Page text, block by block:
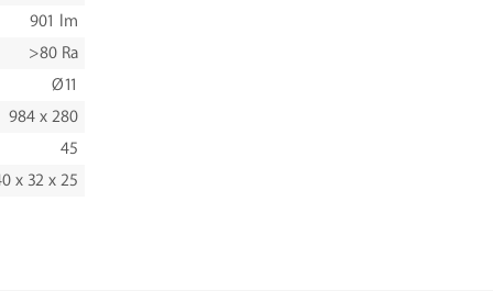
901 lm
>80 Ra
Ø11
984 x 280
45
x 32 x 25